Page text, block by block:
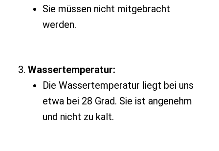
Sie müssen nicht mitgebracht
werden.
Wassertemperatur:
Die Wassertemperatur liegt bei uns
etwa bei 28 Grad. Sie ist angenehm
und nicht zu kalt.